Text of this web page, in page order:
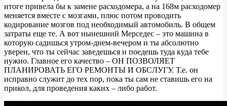
итоге привела бы к замене расходомера, а на 168м расходомер
меняется вместе с мозгами, плюс потом проводить
кодирование мозгов под необходимый автомобиль. В общем
затраты еще те. А вот нынешний Мерседес – это машина в
которую садишься утром-днем-вечером и ты абсолютно
уверен, что ты сейчас заведешься и поедешь туда куда тебе
нужно. Главное его качество – ОН ПОЗВОЛЯЕТ
ПЛАНИРОВАТЬ ЕГО РЕМОНТЫ И ОБСЛУГУ. Т.е. он
исправно служит до тех пор, пока ты сам не ставишь его на
прикол, для проведения каких – либо работ.